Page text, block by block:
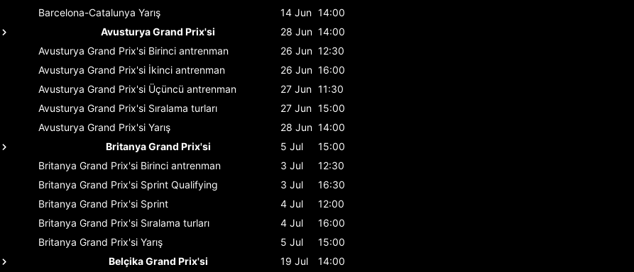
Barcelona-Catalunya Yarış 14 Jun 14:00
Avusturya Grand Prix'si
28 Jun 14:00
Avusturya Grand Prix'si Birinci antrenman 26 Jun 12:30
Avusturya Grand Prix'si İkinci antrenman 26 Jun 16:00
Avusturya Grand Prix'si Üçüncü antrenman 27 Jun 11:30
Avusturya Grand Prix'si Sıralama turları 27 Jun 15:00
Avusturya Grand Prix'si Yarış 28 Jun 14:00
Britanya Grand Prix'si
5 Jul
15:00
Britanya Grand Prix'si Birinci antrenman 3 Jul
12:30
Britanya Grand Prix'si Sprint Qualifying 3 Jul
16:30
Britanya Grand Prix'si Sprint 4 Jul
12:00
Britanya Grand Prix'si Sıralama turları 4 Jul
16:00
Britanya Grand Prix'si Yarış 5 Jul
15:00
Belçika Grand Prix'si
19 Jul
14:00